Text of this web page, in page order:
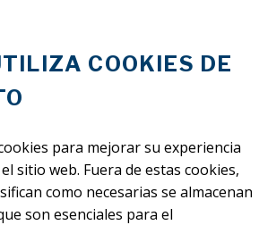
COOKIES DE
para mejorar su experiencia
sitio web. Fuera de estas cookies,
como necesarias se almacenan
son esenciales para el